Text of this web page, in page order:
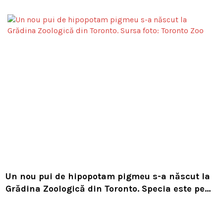
Un nou pui de hipopotam pigmeu s-a născut la
Grădina Zoologică din Toronto. Specia este pe